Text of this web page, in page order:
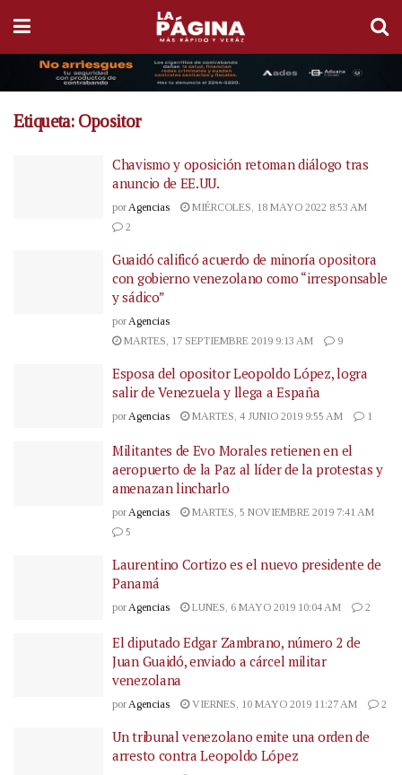
Etiqueta: Opositor
Chavismo y oposición retoman diálogo tras
anuncio de EE.UU.
por Agencias
MIÉRCOLES, 18 MAYO 2022 8:53 AM
2
Guaidó calificó acuerdo de minoría opositora
con gobierno venezolano como “irresponsable
y sádico”
por Agencias
MARTES, 17 SEPTIEMBRE 2019 9:13 AM
9
Esposa del opositor Leopoldo López, logra
salir de Venezuela y llega a España
por Agencias MARTES, 4 JUNIO 2019 9:55 AM 1
Militantes de Evo Morales retienen en el
aeropuerto de la Paz al líder de la protestas y
amenazan lincharlo
porAgencias
MARTES, 5 NOVIEMBRE 2019 7:41 AM
5
Laurentino Cortizo es el nuevo presidente de
Panamá
porAgencias LUNES, 6 MAYO 2019 10:04 AM 2
El diputado Edgar Zambrano, número 2 de
Juan Guaidó, enviado a cárcel militar
venezolana
por Agencias VIERNES, 10 MAYO 2019 11:27 AM 2
Un tribunal venezolano emite una orden de
arresto contra Leopoldo López